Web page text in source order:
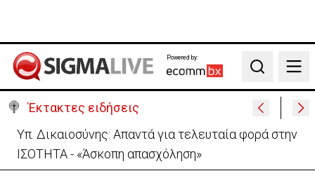
Powered by:
Search
Έκτακτες ειδήσεις
Παπασταύρου: Η Meridiam δίνει νέα δυναμική στον
Great Sea Interconnector (VID)